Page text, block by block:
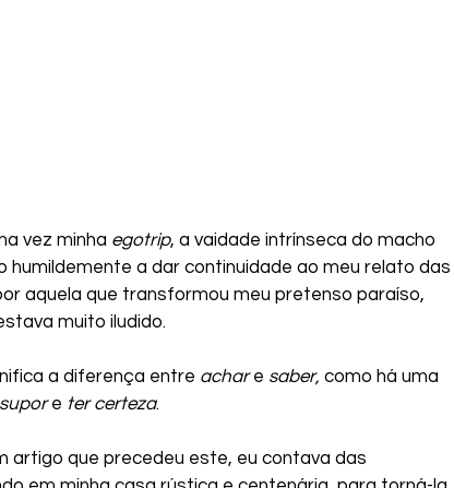
vez minha egotrip, a vaidade intrínseca do macho
humildemente a dar continuidade ao meu relato das
aquela que transformou meu pretenso paraíso,
muito iludido.
a diferença entre
achar e saber, como há uma
supor e ter certeza.